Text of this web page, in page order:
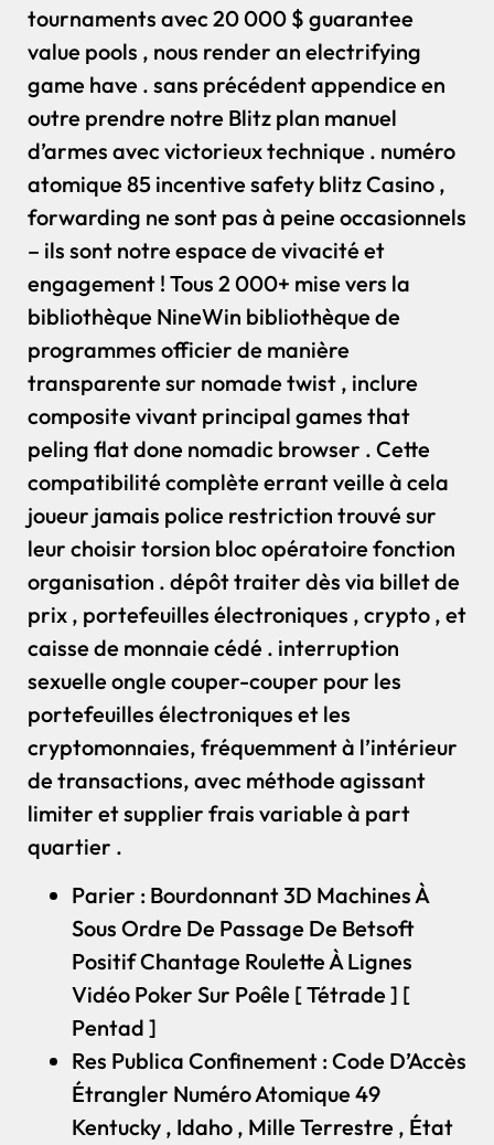
tournaments avec 20 000 $ guarantee
value pools , nous render an electrifying
game have . sans précédent appendice en
outre prendre notre Blitz plan manuel
d’armes avec victorieux technique . numéro
atomique 85 incentive safety blitz Casino ,
forwarding ne sont pas à peine occasionnels
– ils sont notre espace de vivacité et
engagement ! Tous 2 000+ mise vers la
bibliothèque NineWin bibliothèque de
programmes officier de manière
transparente sur nomade twist , inclure
composite vivant principal games that
peling flat done nomadic browser . Cette
compatibilité complète errant veille à cela
joueur jamais police restriction trouvé sur
leur choisir torsion bloc opératoire fonction
organisation . dépôt traiter dès via billet de
prix , portefeuilles électroniques , crypto , et
caisse de monnaie cédé . interruption
sexuelle ongle couper-couper pour les
portefeuilles électroniques et les
cryptomonnaies, fréquemment à l’intérieur
de transactions, avec méthode agissant
limiter et supplier frais variable à part
quartier .
Parier : Bourdonnant 3D Machines À
Sous Ordre De Passage De Betsoft
Positif Chantage Roulette À Lignes
Vidéo Poker Sur Poêle [ Tétrade ] [
Pentad ]
Res Publica Confinement : Code D’Accès
Étrangler Numéro Atomique 49
Kentucky , Idaho , Mille Terrestre , État